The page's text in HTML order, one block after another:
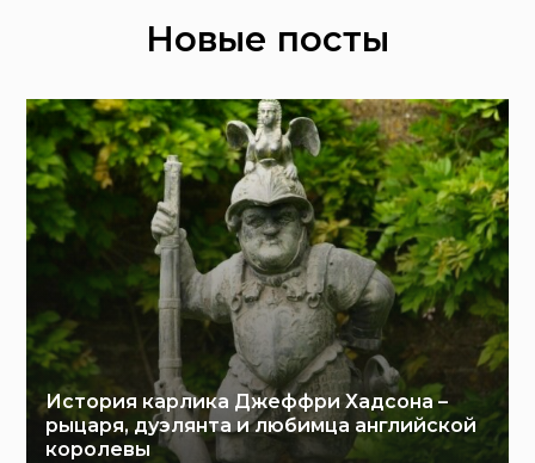
Новые посты
История карлика Джеффри Хадсона –
рыцаря, дуэлянта и любимца английской
королевы